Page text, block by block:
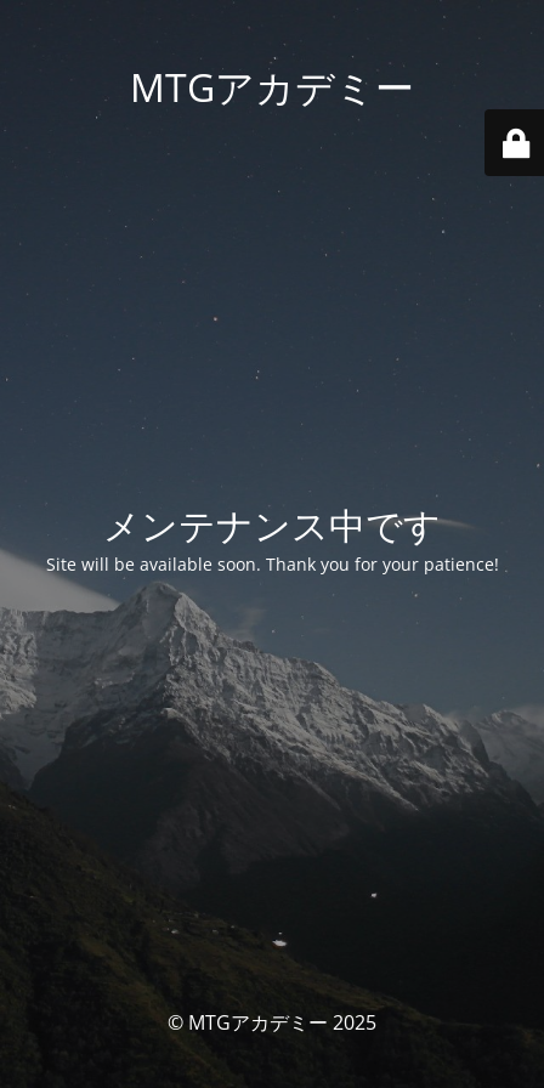
MTGアカデミー
メンテナンス中です
Site will be available soon. Thank you for your patience!
© MTGアカデミー 2025